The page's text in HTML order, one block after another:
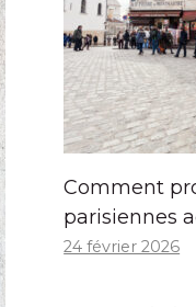
Comment
parisiennes
24 février 2026